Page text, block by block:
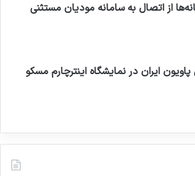
از اتصال به سامانه مودیان مستثنی
پاویون ایران در نمایشگاه اینترچارم مسکو